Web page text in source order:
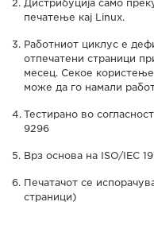
Дистрибуција само
печатење кај Linux.
Работниот циклус е
отпечатени страници
месец. Секое
може да го намали
Тестирано во
9296
Врз основа на ISO/IEC
Печатачот се
страници)